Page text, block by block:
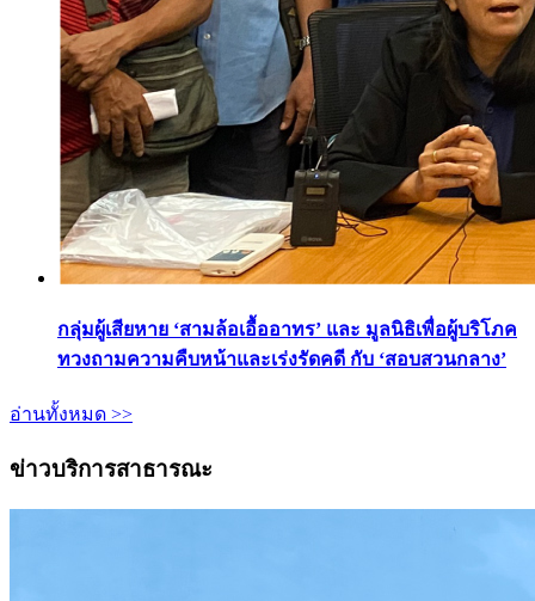
กลุ่มผู้เสียหาย ‘สามล้อเอื้ออาทร’ และ มูลนิธิเพื่อผู้บริโภค
ทวงถามความคืบหน้าและเร่งรัดคดี กับ ‘สอบสวนกลาง’
อ่านทั้งหมด >>
ข่าวบริการสาธารณะ